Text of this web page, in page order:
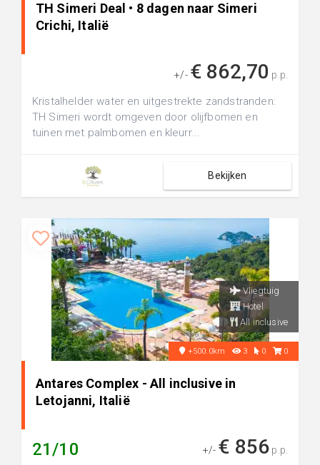
TH Simeri Deal • 8 dagen naar Simeri
Crichi, Italië
+/- € 862,70 p.p.
Kristalhelder water en uitgestrekte zandstranden:
TH Simeri wordt omgeven door olijfbomen en
tuinen met palmbomen en kleurr...
Bekijken
Vliegtuig
Hotel
All inclusive
+500.0km 3 0 0
Antares Complex - All inclusive in
Letojanni, Italië
21/10 +/- € 856 p.p.